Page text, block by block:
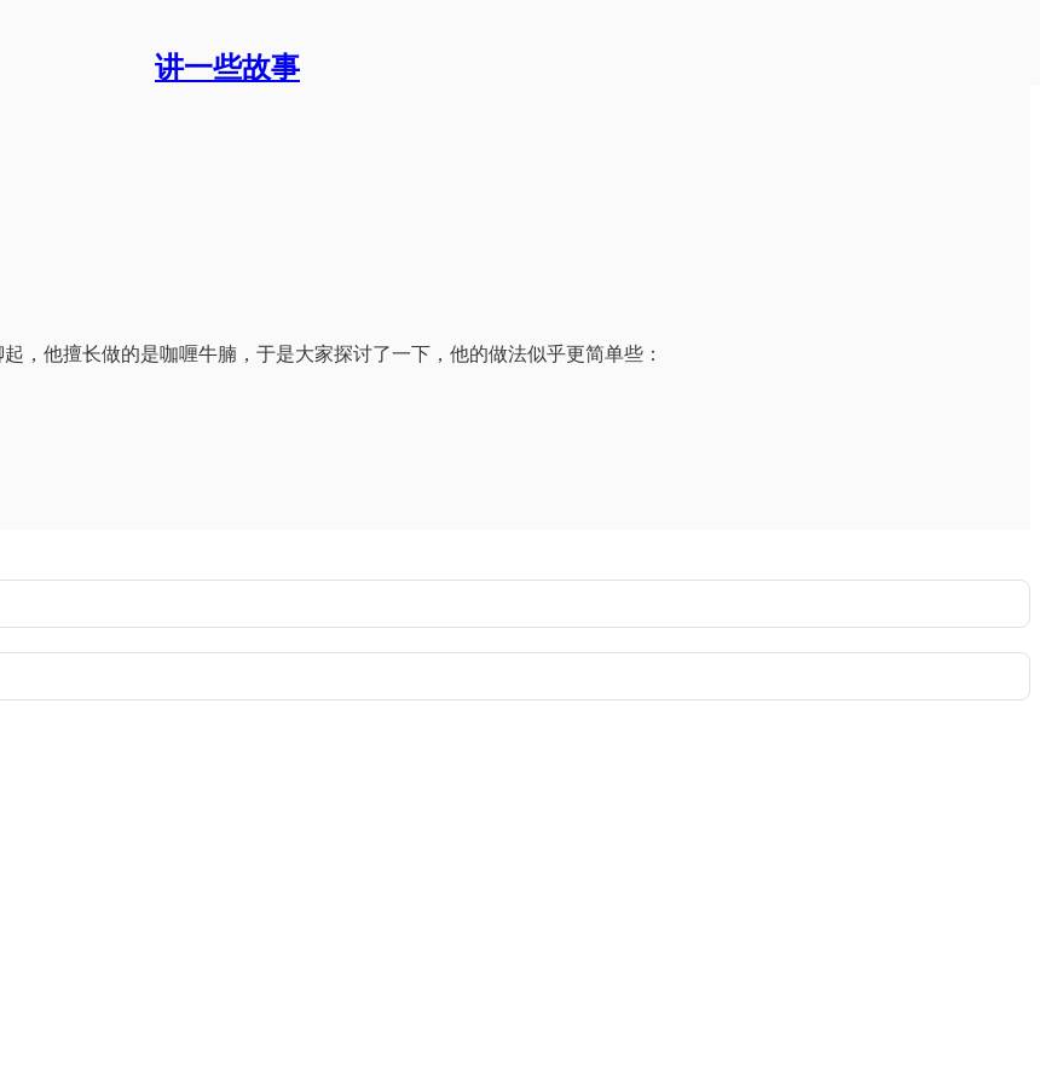
讲一些故事
，他擅长做的是咖喱牛腩，于是大家探讨了一下，他的做法似乎更简单些：